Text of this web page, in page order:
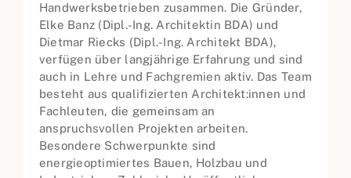
Handwerksbetrieben zusammen. Die Gründer,
Elke Banz (Dipl.-Ing. Architektin BDA) und
Dietmar Riecks (Dipl.-Ing. Architekt BDA),
verfügen über langjährige Erfahrung und sind
auch in Lehre und Fachgremien aktiv. Das Team
besteht aus qualifizierten Architekt:innen und
Fachleuten, die gemeinsam an
anspruchsvollen Projekten arbeiten.
Besondere Schwerpunkte sind
energieoptimiertes Bauen, Holzbau und